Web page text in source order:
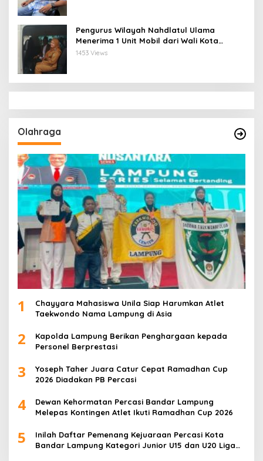
Pengurus Wilayah Nahdlatul Ulama
Menerima 1 Unit Mobil dari Wali Kota
Bandar Lampung
1453 Views
Olahraga
1
Chayyara Mahasiswa Unila Siap Harumkan Atlet
Taekwondo Nama Lampung di Asia
2
Kapolda Lampung Berikan Penghargaan kepada
Personel Berprestasi
3
Yoseph Taher Juara Catur Cepat Ramadhan Cup
2026 Diadakan PB Percasi
4
Dewan Kehormatan Percasi Bandar Lampung
Melepas Kontingen Atlet Ikuti Ramadhan Cup 2026
5
Inilah Daftar Pemenang Kejuaraan Percasi Kota
Bandar Lampung Kategori Junior U15 dan U20 Liga